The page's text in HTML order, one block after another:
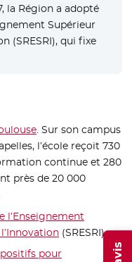
la Région a adopté
Supérieur
(SRESRI), qui fixe
- Nouvelle fenêtre
. Sur son campus
l’école reçoit 730
continue et 280
près de 20 000
Nouvelle fenêtre
l’Enseignement
(SRESRI)
pour